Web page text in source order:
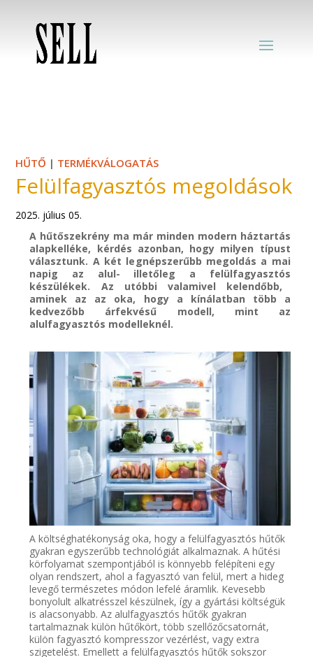
HŰTŐ | TERMÉKVÁLOGATÁS
Felülfagyasztós megoldások
2025. július 05.
A hűtőszekrény ma már minden modern háztartás
alapkelléke, kérdés azonban, hogy milyen típust
választunk. A két le gnépszerűbb megoldás a mai
napig az alul- illetőleg a felülfagyasztós
készülékek. Az utóbbi valamivel kelendőbb,
aminek az az oka, hogy a kínálatban több a
kedvezőbb árfekvésű modell, mint az
alulfagyasztós modelleknél.
A költséghatékonyság oka, hogy a felülfagyasztós hűtők
gyakran egyszerűbb technológiát alkalmaznak. A hűtési
körfolyamat szempontjából is könnyebb felépíteni egy
olyan rendszert, ahol a fagyasztó van felül, mert a hideg
levegő természetes módon lefelé áramlik. Kevesebb
bonyolult alkatrésszel készülnek, így a gyártási költségük
is alacsonyabb. Az alulfagyasztós hűtők gyakran
tartalmaznak külön hűtőkört, több szellőzőcsatornát,
külön fagyasztó kompresszor vezérlést, vagy extra
szigetelést. Emellett a felülfagyasztós hűtők sokszor